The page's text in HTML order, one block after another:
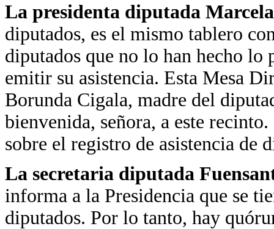
La presidenta diputada
diputados, es el mismo tablero
diputados que no lo han hecho lo
emitir su asistencia. Esta Mesa
Borunda Cigala, madre del
bienvenida, señora, a este
sobre el registro de asistencia de
La secretaria diputada
informa a la Presidencia que se
diputados. Por lo tanto, hay